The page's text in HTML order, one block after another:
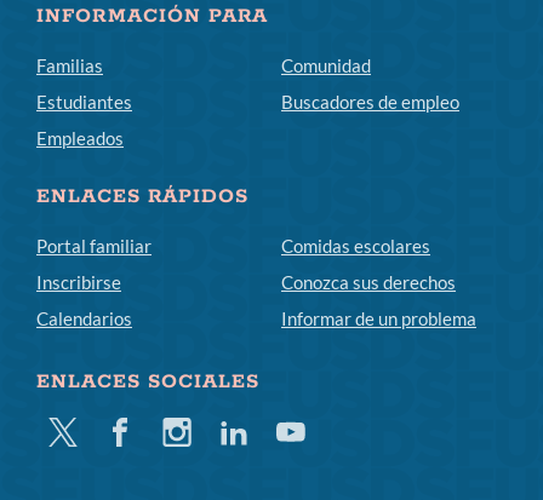
INFORMACIÓN PARA
Familias
Estudiantes
Empleados
Comunidad
Buscadores de empleo
ENLACES RÁPIDOS
Portal familiar
Inscribirse
Calendarios
Comidas escolares
Conozca sus derechos
Informar de un problema
ENLACES SOCIALES
Gorjeo FacebookInstagramLinkedInYouTube